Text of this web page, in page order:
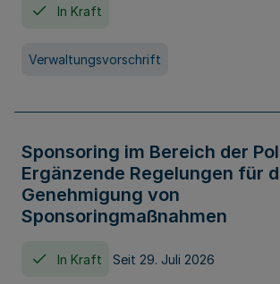
In Kraft
Verwaltungsvorschrift
Sponsoring im Bereich der
Ergänzende Regelungen für
Genehmigung von
Sponsoringmaßnahmen
In Kraft Seit 29. Juli 2026